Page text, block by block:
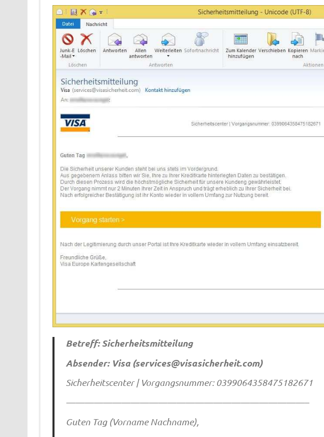
Betreff: Sicherheitsmitteilung
Absender: Visa (services@visasicherheit.com)
Sicherheitscenter | Vorgangsnummer: 0399064358475182671
——————————————————————————–
Guten Tag (Vorname Nachname),